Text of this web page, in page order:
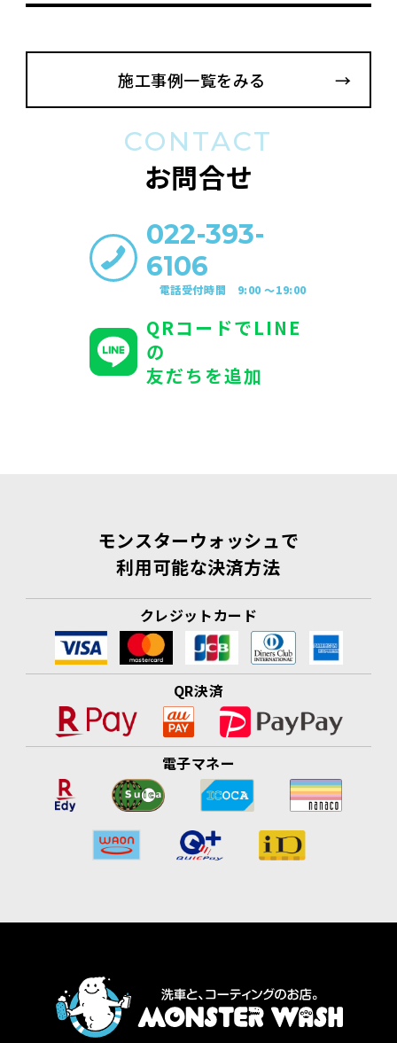
施工事例一覧をみる
CONTACT
お問合せ
022-393-
6106
電話受付時間 9:00 〜19:00
QRコードでLINE
の
友だちを追加
モンスターウォッシュで
利用可能な決済方法
クレジットカード
QR決済
電子マネー